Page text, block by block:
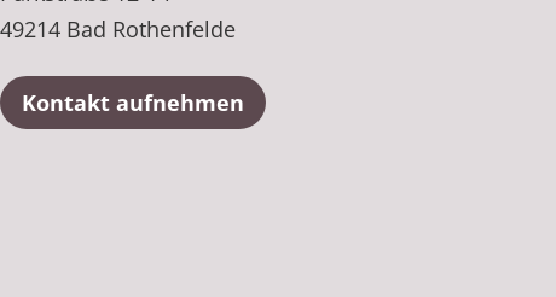
49214 Bad Rothenfelde
Kontakt aufnehmen